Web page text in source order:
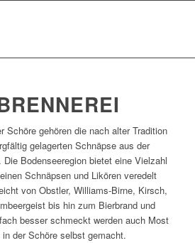
Schöre gehören die nach alter Tradition
gelagerten Schnäpse aus der
Die Bodenseeregion bietet eine Vielzahl
Schnäpsen und Likören veredelt
von Obstler, Williams-Birne, Kirsch,
bis hin zum Bierbrand und
besser schmeckt werden auch Most
der Schöre selbst gemacht.